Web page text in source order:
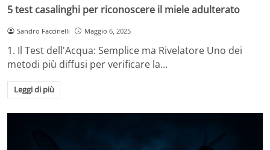
5 test casalinghi per riconoscere il miele adulterato
Sandro Faccinelli Maggio 6, 2025
1. Il Test dell'Acqua: Semplice ma Rivelatore Uno dei
metodi più diffusi per verificare la…
Leggi di più